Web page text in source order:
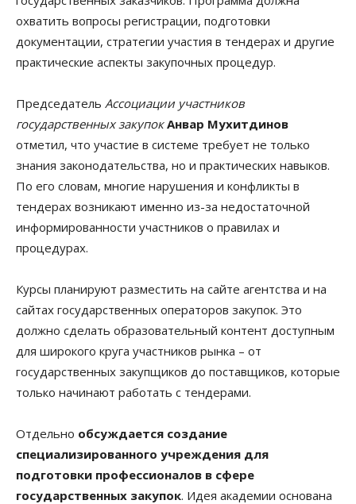
охватить вопросы регистрации, подготовки
документации, стратегии участия в тендерах и другие
практические аспекты закупочных процедур.
Председатель Ассоциации участников
государственных закупок Анвар Мухитдинов
отметил, что участие в системе требует не только
знания законодательства, но и практических навыков.
По его словам, многие нарушения и конфликты в
тендерах возникают именно из-за недостаточной
информированности участников о правилах и
процедурах.
Курсы планируют разместить на сайте агентства и на
сайтах государственных операторов закупок. Это
должно сделать образовательный контент доступным
для широкого круга участников рынка – от
государственных закупщиков до поставщиков, которые
только начинают работать с тендерами.
Отдельно обсуждается создание
специализированного учреждения для
подготовки профессионалов в сфере
государственных закупок. Идея академии основана